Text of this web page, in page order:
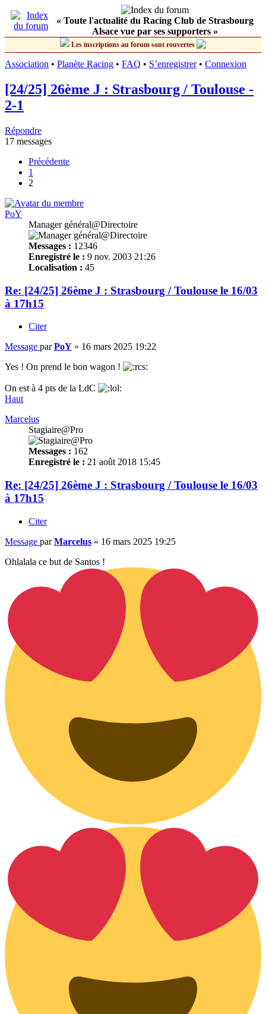
« Toute l'actualité du Racing Club de Strasbourg
Alsace vue par ses supporters »
Les inscriptions au forum sont rouvertes
Association • Planète Racing • FAQ • S’enregistrer• Connexion
[24/25] 26ème J : Strasbourg / Toulouse -
2-1
Répondre
17 messages
Précédente
1
2
PoY
Manager général@Directoire
Messages : 12346
Enregistré le : 9 nov. 2003 21:26
Localisation : 45
Re: [24/25] 26ème J : Strasbourg / Toulouse le 16/03
à 17h15
Citer
Message parPoY » 16 mars 2025 19:22
Yes ! On prend le bon wagon !
On est à 4 pts de la LdC
Haut
Marcelus
Stagiaire@Pro
Messages : 162
Enregistré le : 21 août 2018 15:45
Re: [24/25] 26ème J : Strasbourg / Toulouse le 16/03
à 17h15
Citer
Message parMarcelus » 16 mars 2025 19:25
Ohlalala ce but de Santos !